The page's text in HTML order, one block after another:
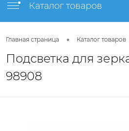
Каталог товаров
Главная страница • Каталог товаров
Подсветка для
98908